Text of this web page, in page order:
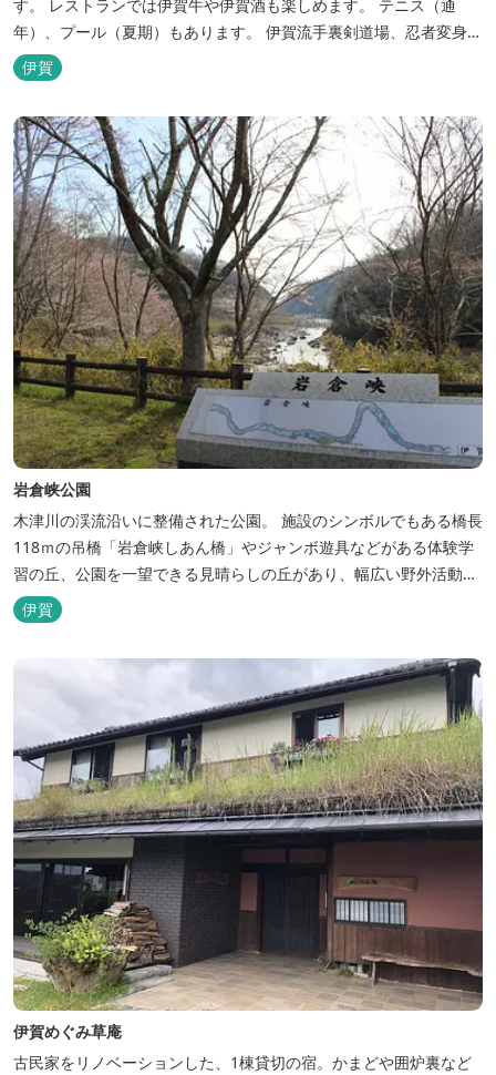
す。 レストランでは伊賀牛や伊賀酒も楽しめます。 テニス（通
年）、プール（夏期）もあります。 伊賀流手裏剣道場、忍者変身処
を常設しております。 ★ＨＰが新しくなりました！
http://www.hh-sunpia-iga.co.jp ※日替わりランチ、日替わり薬湯
などがタイムリーにチェックできます。
伊賀
岩倉峡公園
木津川の渓流沿いに整備された公園。 施設のシンボルでもある橋長
118ｍの吊橋「岩倉峡しあん橋」やジャンボ遊具などがある体験学
習の丘、公園を一望できる見晴らしの丘があり、幅広い野外活動に
利用できるキャンプ場も併設されています。 川沿いには島ヶ原温泉
やぶっちゃに至る「川辺の道」があり、旧岩倉水力発電所跡の水路
遺構を見ることができたり、春は桜、秋は紅葉の名所として楽しめ
伊賀
伊賀めぐみ草庵
古民家をリノベーションした、1棟貸切の宿。かまどや囲炉裏など